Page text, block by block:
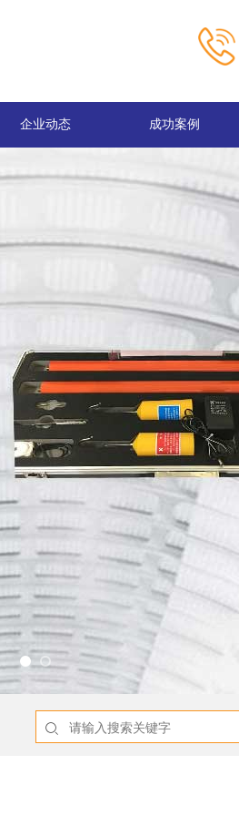
企业动态 成功案例